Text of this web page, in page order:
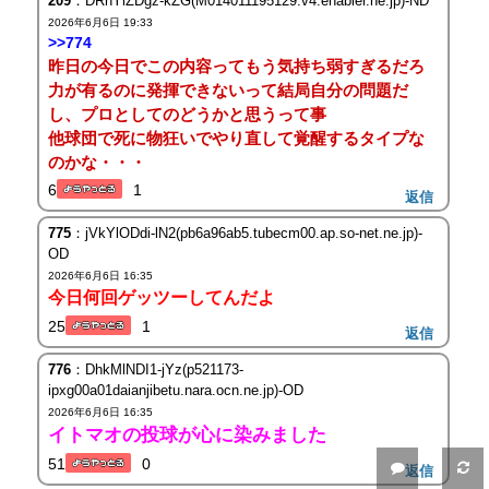
2026年6月6日 19:33
>>774
昨日の今日でこの内容ってもう気持ち弱すぎるだろ
力が有るのに発揮できないって結局自分の問題だ
し、プロとしてのどうかと思うって事
他球団で死に物狂いでやり直して覚醒するタイプな
のかな・・・
6 1 返信
775：jVkYlODdi-lN2(pb6a96ab5.tubecm00.ap.so-net.ne.jp)-
OD
2026年6月6日 16:35
今日何回ゲッツーしてんだよ
25 1 返信
776：DhkMlNDI1-jYz(p521173-
ipxg00a01daianjibetu.nara.ocn.ne.jp)-OD
2026年6月6日 16:35
イトマオの投球が心に染みました
51 0 返信